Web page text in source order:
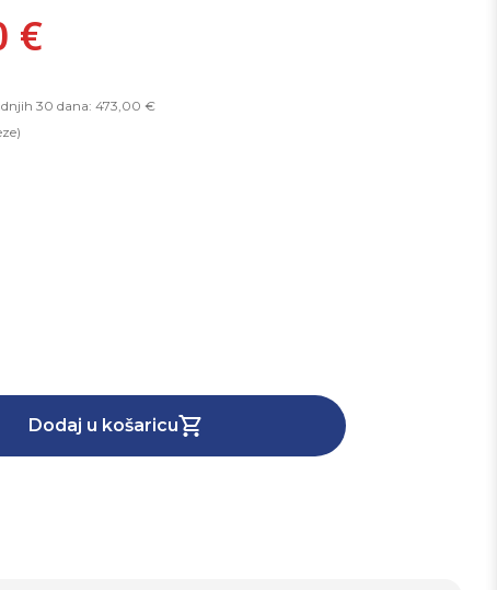
€
30 dana: 473,00 €
Dodaj u košaricu